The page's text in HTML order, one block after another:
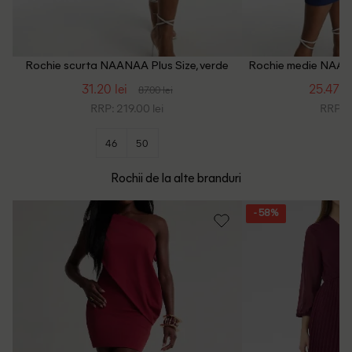
Rochie scurta NAANAA Plus Size, verde
31.20 lei 87.00 lei
RRP: 219.00 lei
46 50
Rochie medie
25.47
RRP:
Rochii de la alte branduri
- 58%